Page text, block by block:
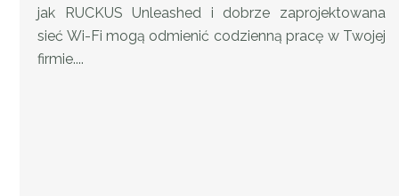
jak RUCKUS Unleashed i dobrze zaprojektowana
sieć Wi-Fi mogą odmienić codzienną pracę w Twojej
firmie....